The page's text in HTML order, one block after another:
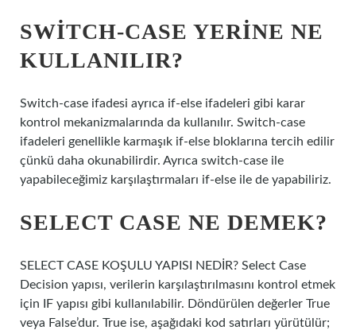
SWITCH-CASE YERINE NE
KULLANILIR?
Switch-case ifadesi ayrıca if-else ifadeleri gibi karar
kontrol mekanizmalarında da kullanılır. Switch-case
ifadeleri genellikle karmaşık if-else bloklarına tercih edilir
çünkü daha okunabilirdir. Ayrıca switch-case ile
yapabileceğimiz karşılaştırmaları if-else ile de yapabiliriz.
SELECT CASE NE DEMEK?
SELECT CASE KOŞULU YAPISI NEDİR? Select Case
Decision yapısı, verilerin karşılaştırılmasını kontrol etmek
için IF yapısı gibi kullanılabilir. Döndürülen değerler True
veya False’dur. True ise, aşağıdaki kod satırları yürütülür;